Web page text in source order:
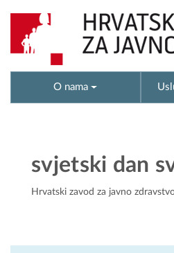
O nama
svjetski dan
Hrvatski zavod za javno